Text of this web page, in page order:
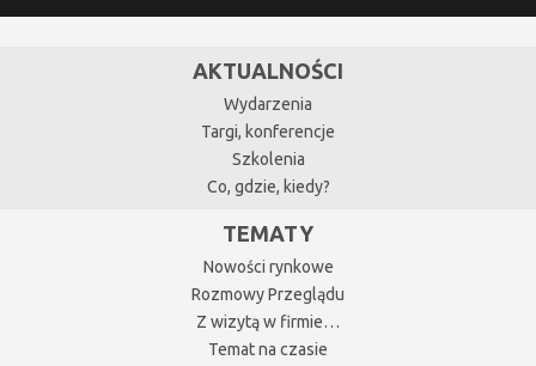
AKTUALNOŚCI
Wydarzenia
Targi, konferencje
Szkolenia
Co, gdzie, kiedy?
TEMATY
Nowości rynkowe
Rozmowy Przeglądu
Z wizytą w firmie…
Temat na czasie